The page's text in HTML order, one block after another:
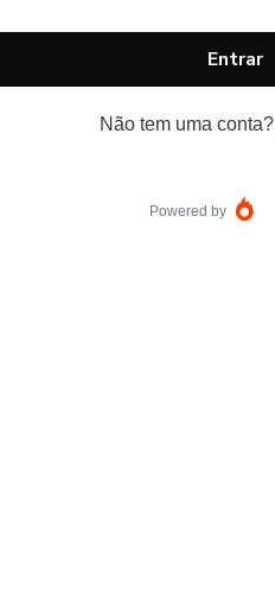
Entrar
Não tem uma conta?
Powered by